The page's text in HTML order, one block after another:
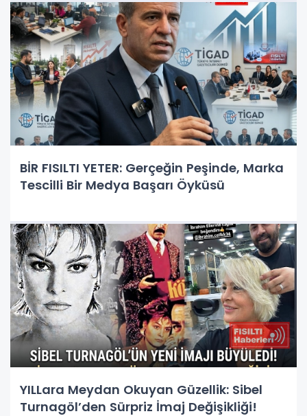
BİR FISILTI YETER: Gerçeğin Peşinde, Marka
Tescilli Bir Medya Başarı Öyküsü
YILLara Meydan Okuyan Güzellik: Sibel
Turnagöl’den Sürpriz İmaj Değişikliği!